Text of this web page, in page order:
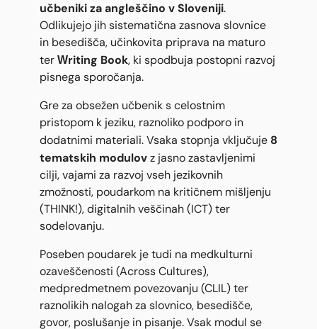
učbeniki za angleščino v Sloveniji.
Odlikujejo jih sistematična zasnova slovnice
in besedišča, učinkovita priprava na maturo
ter Writing Book, ki spodbuja postopni razvoj
pisnega sporočanja.
Gre za obsežen učbenik s celostnim
pristopom k jeziku, raznoliko podporo in
dodatnimi materiali. Vsaka stopnja vključuje 8
tematskih modulov z jasno zastavljenimi
cilji, vajami za razvoj vseh jezikovnih
zmožnosti, poudarkom na kritičnem mišljenju
(THINK!), digitalnih veščinah (ICT) ter
sodelovanju.
Poseben poudarek je tudi na medkulturni
ozaveščenosti (Across Cultures),
medpredmetnem povezovanju (CLIL) ter
raznolikih nalogah za slovnico, besedišče,
govor, poslušanje in pisanje. Vsak modul se